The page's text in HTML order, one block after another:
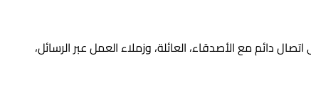
دائم مع الأصدقاء، العائلة، وزملاء العمل عبر الرسائل،